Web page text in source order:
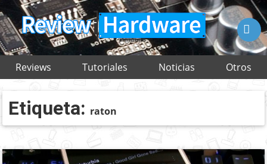
Reviews Tutoriales Noticias Otros
Etiqueta: raton
